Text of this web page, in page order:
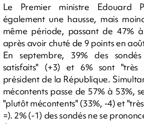
Le Premier ministre Edouard
également une hausse, mais
même période, passant de 47%
après avoir chuté de 9 points en
En septembre, 39% des
satisfaits" (+3) et 6% sont "très
président de la République.
mécontents passe de 57% à 53%,
"plutôt mécontents" (33%, -4) et
=). 2% (-1) des sondés ne se